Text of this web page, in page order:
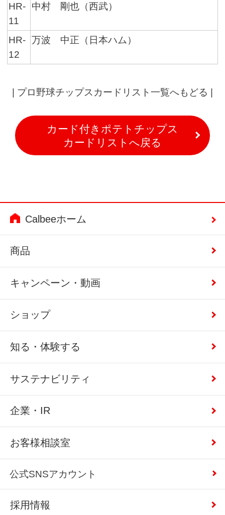
HR-
11
中村 剛也（西武）
HR-
12
万波 中正（日本ハム）
プロ野球チップスカードリスト一覧へもどる
カード付きポテトチップス
カードリストへ戻る
Calbeeホーム
商品
キャンペーン・動画
ショップ
知る・体験する
サステナビリティ
企業・IR
お客様相談室
公式SNSアカウント
採用情報